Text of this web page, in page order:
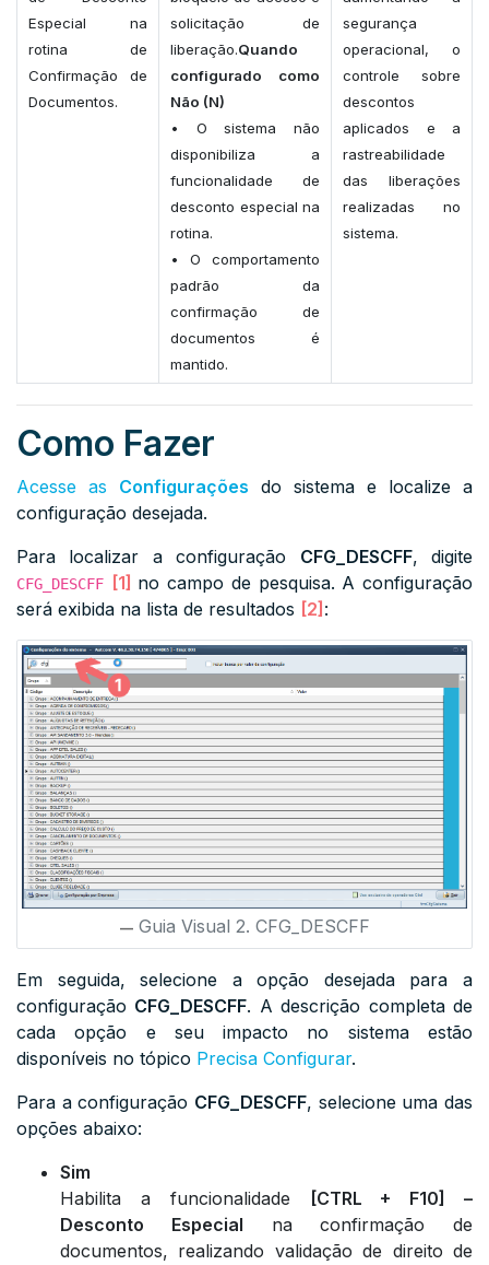
Especial na
rotina de
Confirmação de
Documentos.
solicitação de
liberação.Quando
configurado como
Não (N)
• O sistema não
disponibiliza a
funcionalidade de
desconto especial na
rotina.
• O comportamento
padrão da
confirmação de
documentos é
mantido.
segurança
operacional, o
controle sobre
descontos
aplicados e a
rastreabilidade
das liberações
realizadas no
sistema.
Como Fazer
Acesse as Configurações do sistema e localize a
configuração desejada.
Para localizar a configuração CFG_DESCFF, digite
CFG_DESCFF [1] no campo de pesquisa. A configuração
será exibida na lista de resultados [2] :
Guia Visual 2. CFG_DESCFF
Em seguida, selecione a opção desejada para a
configuração CFG_DESCFF. A descrição completa de
cada opção e seu impacto no sistema estão
disponíveis no tópico Precisa Configurar.
Para a configuração CFG_DESCFF, selecione uma das
opções abaixo:
Sim
Habilita a funcionalidade
[CTRL + F10] –
Desconto Especial na confirmação de
documentos, realizando validação de direito de